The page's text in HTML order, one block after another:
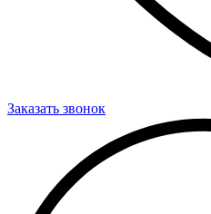
Заказать звонок